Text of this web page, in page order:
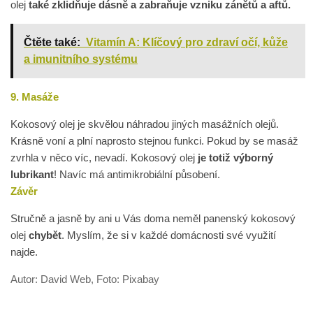
olej také zklidňuje dásně a zabraňuje vzniku zánětů a aftů.
Čtěte také: Vitamín A: Klíčový pro zdraví očí, kůže
a imunitního systému
9. Masáže
Kokosový olej je skvělou náhradou jiných masážních olejů.
Krásně voní a plní naprosto stejnou funkci. Pokud by se masáž
zvrhla v něco víc, nevadí. Kokosový olej je totiž výborný
lubrikant! Navíc má antimikrobiální působení.
Závěr
Stručně a jasně by ani u Vás doma neměl panenský kokosový
olej chybět. Myslím, že si v každé domácnosti své využití
najde.
Autor: David Web, Foto: Pixabay